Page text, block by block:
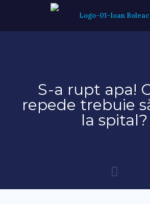
S-a rupt apa!
repede trebuie
la spital?